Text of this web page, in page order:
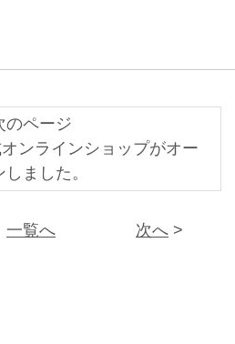
のページ
ンラインショップがオー
しました。
一覧へ 次へ >